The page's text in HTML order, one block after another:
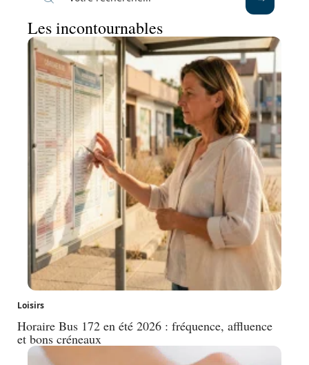
Les incontournables
Loisirs
Horaire Bus 172 en été 2026 : fréquence, affluence
et bons créneaux